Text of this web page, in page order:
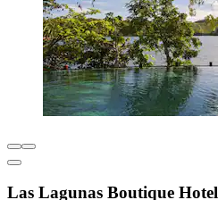
Las Lagunas Boutique Hotel